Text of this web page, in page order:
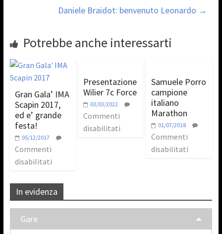
Daniele Braidot: benvenuto Leonardo →
Potrebbe anche interessarti
Gran Gala’ IMA
Scapin 2017,
ed e’ grande
festa!
05/12/2017
Commenti
disabilitati
Presentazione
Wilier 7c Force
03/03/2022
Commenti
disabilitati
Samuele Porro
campione
italiano
Marathon
01/07/2018
Commenti
disabilitati
In evidenza
Gare